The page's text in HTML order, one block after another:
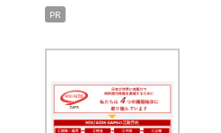
PR